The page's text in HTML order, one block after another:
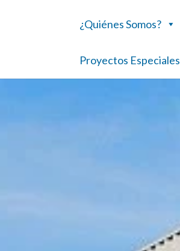
¿Quiénes Somos?
Proyectos Especiales